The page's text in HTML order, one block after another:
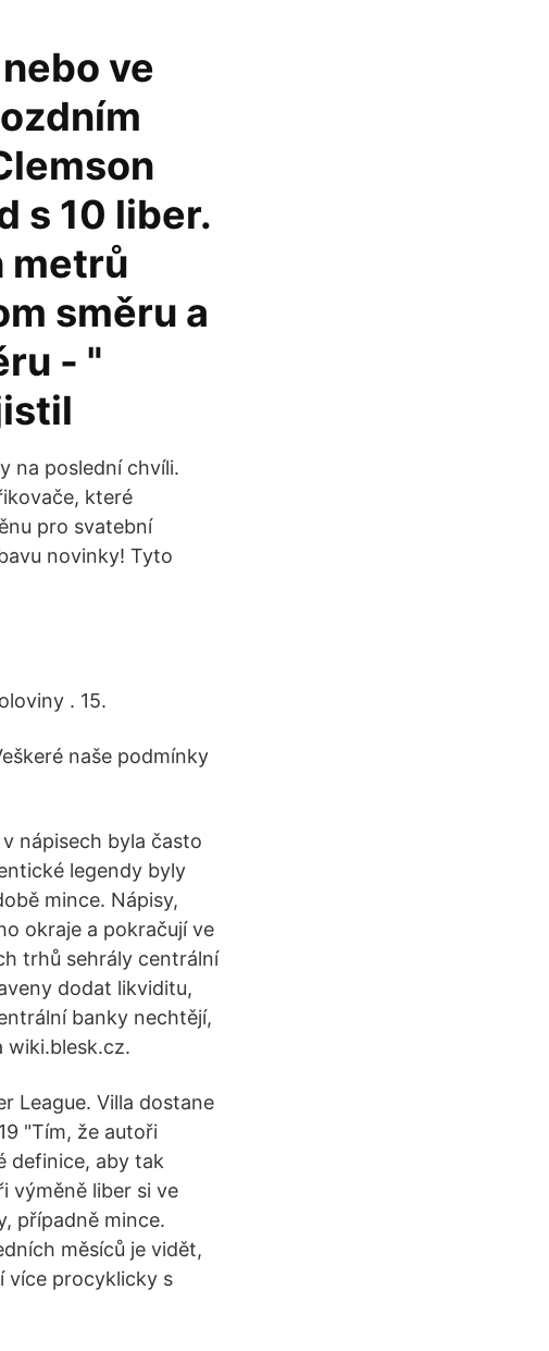
ve
s 10 liber.
metrů
směru a
- "
na poslední chvíli.
které
pro svatební
novinky! Tyto
. 15.
naše podmínky
nápisech byla často
legendy byly
mince. Nápisy,
okraje a pokračují ve
trhů sehrály centrální
dodat likviditu,
banky nechtějí,
wiki.blesk.cz.
League. Villa dostane
"Tím, že autoři
definice, aby tak
výměně liber si ve
případně mince.
měsíců je vidět,
více procyklicky s